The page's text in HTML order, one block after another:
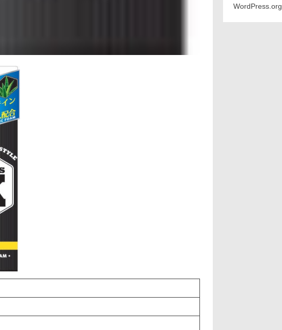
WordPress.org